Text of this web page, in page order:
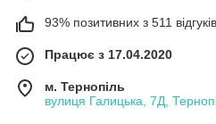
93% позитивних з 511
Працює з 17.04.2020
м. Тернопіль
вулиця Галицька, 7Д,